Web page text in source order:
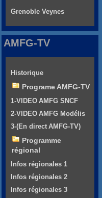
Grenoble Veynes
AMFG-TV
Historique
Programe AMFG-TV
1-VIDEO AMFG SNCF
2-VIDEO AMFG Modélis
3-(En direct AMFG-TV)
Programme
régional
Infos régionales 1
Infos régionales 2
Infos régionales 3